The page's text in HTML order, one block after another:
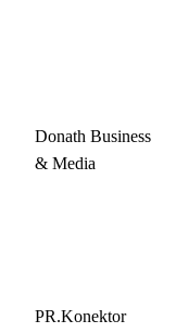
Donath Business
& Media
PR.Konektor